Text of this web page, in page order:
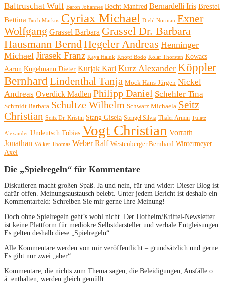
Baltruschat Wulf Baron Johannes Becht Manfred Bernardelli Iris Brestel
Bettina Buch Markus Cyriax Michael Diehl Norman Exner
Wolfgang Grassel Barbara Grassel Dr. Barbara
Hausmann Bernd Hegeler Andreas Henninger
Michael Jirasek Franz Kaya Haluk Knopf Bodo Kolar Thorsten Kowacs
Aaron Kugelmann Dieter Kurjak Karl Kurz Alexander Köppler
Bernhard Lindenthal Tanja Mock Hans-Jürgen Nickel
Andreas Overdick Madlen Philipp Daniel Schehler Tina
Schmidt Barbara Schultze Wilhelm Schwarz Michaela Seitz
Christian Seitz Dr. Kristin Stang Gisela Stengel Silvia Thaler Armin Tulatz
Alexander Undeutsch Tobias Vogt Christian Vorrath
Jonathan Völker Thomas Weber Ralf Westenberger Bernhard Wintermeyer
Axel
Die „Spielregeln“ für Kommentare
Diskutieren macht großen Spaß. Ja und nein, für und wider: Dieser Blog ist
dafür offen. Meinungsaustausch belebt. Unter jedem Bericht ist deshalb ein
Kommentarfeld: Schreiben Sie mir gerne Ihre Meinung!
Doch ohne Spielregeln geht’s wohl nicht. Der Hofheim/Kriftel-Newsletter
ist keine Plattform für mediokre Selbstdarsteller und verbale Entgleisungen.
Es gelten deshalb diese „Spielregeln“:
Alle Kommentare werden von mir veröffentlicht – grundsätzlich und gerne.
Es gibt nur zwei „aber“.
Kommentare, die nichts zum Thema sagen, die Beleidigungen, Ausfälle o.
ä. enthalten, werden gleich gemüllt.